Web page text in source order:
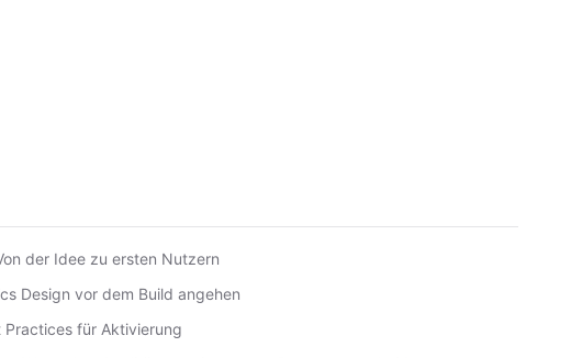
der Idee zu ersten Nutzern
Design vor dem Build angehen
Practices für Aktivierung